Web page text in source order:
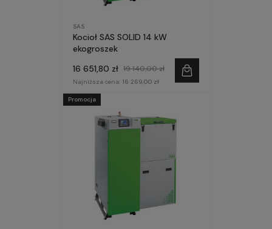
SAS
Kocioł SAS SOLID 14 kW
ekogroszek
16 651,80 zł 19 140,00 zł
Najniższa cena: 16 269,00 zł
Promocja